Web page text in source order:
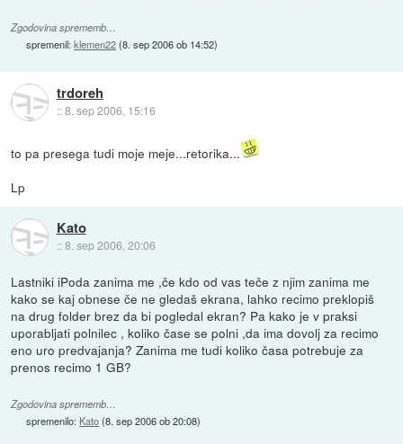
Zgodovina sprememb…
spremenil:klemen22(8. sep 2006 ob 14:52)
trdoreh
::8. sep 2006, 15:16
to pa presega tudi moje meje...retorika...
Lp
Kato
::8. sep 2006, 20:06
Lastniki iPoda zanima me ,če kdo od vas teče z njim zanima me
kako se kaj obnese če ne gledaš ekrana, lahko recimo preklopiš
na drug folder brez da bi pogledal ekran? Pa kako je v praksi
uporabljati polnilec , koliko čase se polni ,da ima dovolj za recimo
eno uro predvajanja? Zanima me tudi koliko časa potrebuje za
prenos recimo 1 GB?
Zgodovina sprememb…
spremenilo: Kato(8. sep 2006 ob 20:08)